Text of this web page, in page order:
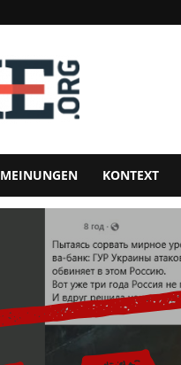
MEINUNGEN KONTEXT